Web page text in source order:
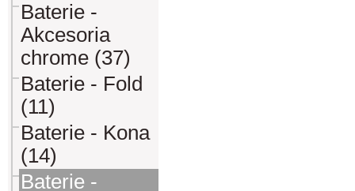
Baterie -
Akcesoria
chrome (37)
Baterie - Fold
(11)
Baterie - Kona
(14)
Baterie -